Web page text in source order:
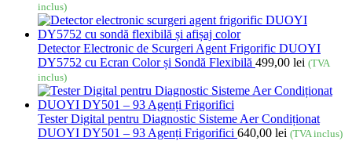
inclus)
Detector Electronic de Scurgeri Agent Frigorific DUOYI
DY5752 cu Ecran Color și Sondă Flexibilă 499,00 lei (TVA
inclus)
Tester Digital pentru Diagnostic Sisteme Aer Condiționat
DUOYI DY501 – 93 Agenți Frigorifici 640,00 lei (TVA inclus)